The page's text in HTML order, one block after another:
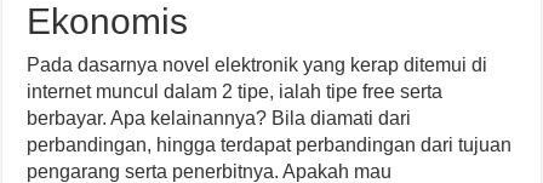
Ekonomis
Pada dasarnya novel elektronik yang kerap ditemui di
internet muncul dalam 2 tipe, ialah tipe free serta
berbayar. Apa kelainannya? Bila diamati dari
perbandingan, hingga terdapat perbandingan dari tujuan
pengarang serta penerbitnya. Apakah mau